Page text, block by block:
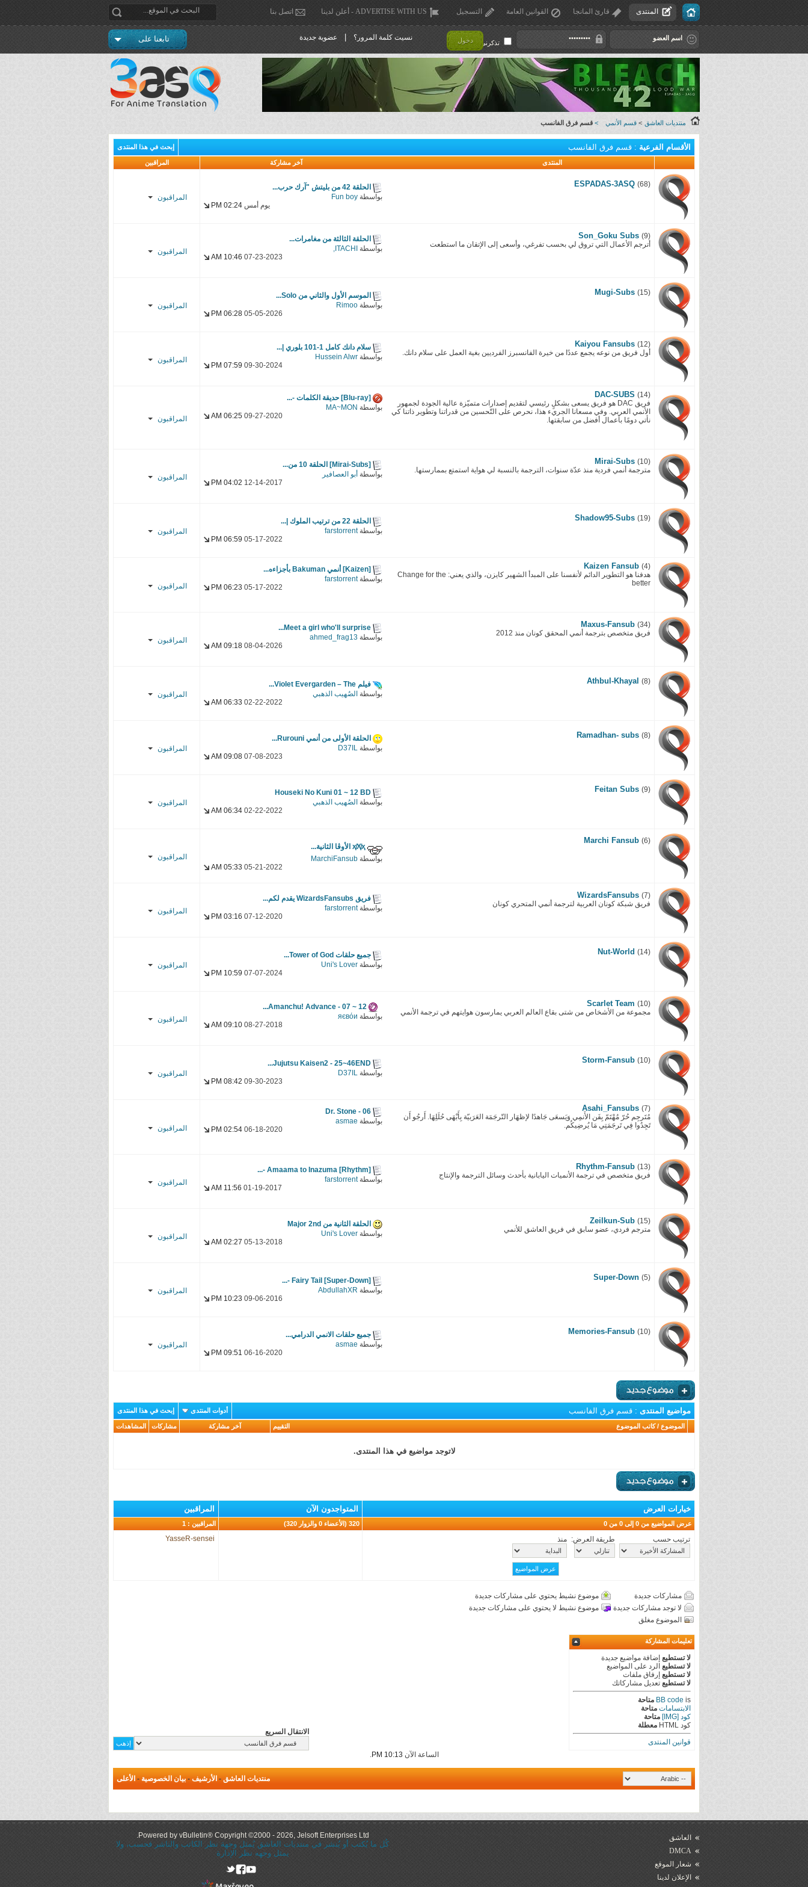
المنتدى قارئ المانجا القوانين العامة التسجيل ADVERTISE WITH US - أعلن لدينا اتصل بنا
تذكرني ! دخول نسيت كلمة المرور؟ عضوية جديدة تابعنا على
منتديات العاشق > قسم الأنمي > قسم فرق الفانسب
الأقسام الفرعية : قسم فرق الفانسب إبحث في هذا المنتدى
المنتدى آخر مشاركة المراقبين
ESPADAS-3ASQ (68)
الحلقة 42 من بليتش "آرك حرب...
بواسطة Fun boy
يوم أمس 02:24 PM
المراقبون
sensei
Son_Goku Subs (9)
أترجم الأعمال التي تروق لي بحسب تفرغي، وأسعى إلى الإتقان ما استطعت
الحلقة الثالثة من مغامرات...
بواسطة
ITACHI,
07-23-2023
10:46 AM
المراقبون
sensei
Mugi-Subs (15)
الموسم الأول والثاني من Solo...
بواسطة Rimoo
05-05-2026
06:28 PM
المراقبون
sensei
Kaiyou Fansubs (12)
أول فريق من نوعه يجمع عددًا من خيرة الفانسبرز الفرديين بغية العمل على سلام دانك.
سلام دانك كامل 1-101 بلوري |...
بواسطة Hussein Alwr
09-30-2024
07:59 PM
المراقبون
sensei
DAC-SUBS (14)
فريق DAC هو فريق يسعى بشكلٍ رئيسي لتقديم إصدارات متميّزة عالية الجودة لجمهور
الأنمي العربي. وفي مسعانا الجريء هذا، نحرص على التّحسين من قدراتنا وتطوير ذاتنا كي
نأتي دومًا بأعمال أفضل من سابقتها.
[Blu-ray] حديقة الكلمات -...
بواسطة MA~MON
09-27-2020
06:25 AM المراقبون
sensei
Mirai-Subs (10)
مترجمة أنمي فردية منذ عدّة سنوات، الترجمة بالنسبة لي هواية استمتع بممارستها.
[Mirai-Subs] الحلقة 10 من...
بواسطة أبو العصافير
12-14-2017
04:02 PM
المراقبون
sensei
Shadow95-Subs (19)
الحلقة 22 من ترتيب الملوك |...
بواسطةfarstorrent
05-17-2022
06:59 PM
المراقبون
sensei
Kaizen Fansub (4)
هدفنا هو التطوير الدائم لأنفسنا على المبدأ الشهير كايزن، والذي يعني: Change for the
better
[Kaizen] أنمي Bakuman بأجزاءه...
بواسطةfarstorrent
05-17-2022
06:23 PM المراقبون
Maxus-Fansub (34)
فريق متخصص بترجمة أنمي المحقق كونان منذ 2012
Meet a girl who'll surprise...
بواسطة ahmed_frag13
08-04-2026
09:18 AM
المراقبون
SHIRO
Athbul-Khayal (8)
فيلم Violet Evergarden – The...
بواسطة الصُهيب الذهبي
02-22-2022
06:33 AM
المراقبون
sensei
Ramadhan- subs (8)
الحلقة الأولى من أنمي Rurouni...
بواسطة D37IL
07-08-2023
09:08 AM
المراقبون
Feitan Subs (9)
Houseki No Kuni 01 ~ 12 BD
بواسطة الصُهيب الذهبي
02-22-2022
06:34 AM
المراقبون
sensei
Marchi Fansub (6)
ҳ̸Ҳ̸ҳ الأوڤا الثانية...
بواسطة MarchiFansub
05-21-2022
05:33 AM
المراقبون
sensei
WizardsFansubs (7)
فريق شبكة كونان العربية لترجمة أنمي المتحري كونان
فريق WizardsFansubs يقدم لكم...
بواسطةfarstorrent
07-12-2020
03:16 PM
المراقبون
sensei
Nut-World (14)
جميع حلقات Tower of God...
بواسطة Uni's Lover
07-07-2024
10:59 PM
المراقبون
sensei
Scarlet Team (10)
مجموعة من الأشخاص من شتى بقاع العالم العربي يمارسون هوايتهم في ترجمة الأنمي
Amanchu! Advance - 07 ~ 12...
بواسطة яєвόи
08-27-2018
09:10 AM
المراقبون
sensei
Storm-Fansub (10)
Jujutsu Kaisen2 - 25~46END...
بواسطة D37IL
09-30-2023
08:42 PM
المراقبون
Albara614
Asahi_Fansubs (7)
مُتَرجِم حُرّ مُهْتَمّ بِفَن الأَنمِي وَيَسعَى جَاهدًا لإظهَار التّرجَمَة العَرَبيّة بِأَبْهَى حُلَلِهَا. أَرجُو أَن
تَجِدُوا فِي تَرجَمَتِي مَا يُرضِيكُم.
Dr. Stone - 06
بواسطة asmae
06-18-2020
02:54 PM المراقبون
sensei
Rhythm-Fansub (13)
فريق متخصص في ترجمة الأنميات اليابانية بأحدث وسائل الترجمة والإنتاج
[Rhythm] Amaama to Inazuma -...
بواسطةfarstorrent
01-19-2017
11:56 AM
المراقبون
Zeilkun-Sub (15)
مترجم فردي، عضو سابق في فريق العاشق للأنمي
الحلقة الثانية من Major 2nd
بواسطة Uni's Lover
05-13-2018
02:27 AM
المراقبون
sensei
Super-Down (5)
[Super-Down] Fairy Tail -...
بواسطة AbdullahXR
09-06-2016
10:23 PM
المراقبون
YasseR-
Memories-Fansub (10)
جميع حلقات الانمي الدرامي...
بواسطة asmae
06-16-2020
09:51 PM
المراقبون
YasseR-
sensei
مواضيع المنتدى : قسم فرق الفانسب أدوات المنتدى إبحث في هذا المنتدى
التقييم الموضوع /كاتب الموضوع آخر مشاركة مشاركات المشاهدات
لاتوجد مواضيع في هذا المنتدى.
خيارات العرض المتواجدون الآن المراقبين
عرض المواضيع من 0 إلى 0 من 0 320 (الأعضاء 0 والزوار 320) المراقبين : 1
ترتيب حسب طريقة العرض: منذ YasseR-sensei
مشاركات جديدة
موضوع نشيط يحتوي على مشاركات جديدة
لا توجد مشاركات جديدة
موضوع نشيط لا يحتوي على مشاركات جديدة
الموضوع مغلق
تعليمات المشاركة
لا تستطيع إضافة مواضيع جديدة
لا تستطيع الرد على المواضيع
لا تستطيع إرفاق ملفات
لا تستطيع تعديل مشاركاتك
BB code is
متاحة
الابتسامات متاحة
كود [IMG]
متاحة
كود HTML
معطلة
قوانين المنتدى
الانتقال السريع
الساعة الآن 10:13 PM
.
منتديات العاشق - الأرشيف - بيان الخصوصية - الأعلى
العاشق
DMCA
شعار الموقع
الإعلان لدينا
Powered by vBulletin® Copyright ©2000 - 2026, Jelsoft Enterprises Ltd.
كُل ما يُكتب أو يُنشر في منتديات العاشق يُمثل وجهة نظر الكاتب والناشر فحسب، ولا
يمثل وجهه نظر الإدارة